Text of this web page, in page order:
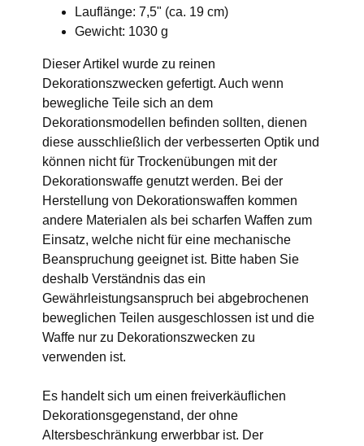
Lauflänge: 7,5" (ca. 19 cm)
Gewicht: 1030 g
Dieser Artikel wurde zu reinen
Dekorationszwecken gefertigt. Auch wenn
bewegliche Teile sich an dem
Dekorationsmodellen befinden sollten, dienen
diese ausschließlich der verbesserten Optik und
können nicht für Trockenübungen mit der
Dekorationswaffe genutzt werden. Bei der
Herstellung von Dekorationswaffen kommen
andere Materialen als bei scharfen Waffen zum
Einsatz, welche nicht für eine mechanische
Beanspruchung geeignet ist. Bitte haben Sie
deshalb Verständnis das ein
Gewährleistungsanspruch bei abgebrochenen
beweglichen Teilen ausgeschlossen ist und die
Waffe nur zu Dekorationszwecken zu
verwenden ist.
Es handelt sich um einen freiverkäuflichen
Dekorationsgegenstand, der ohne
Altersbeschränkung erwerbbar ist. Der